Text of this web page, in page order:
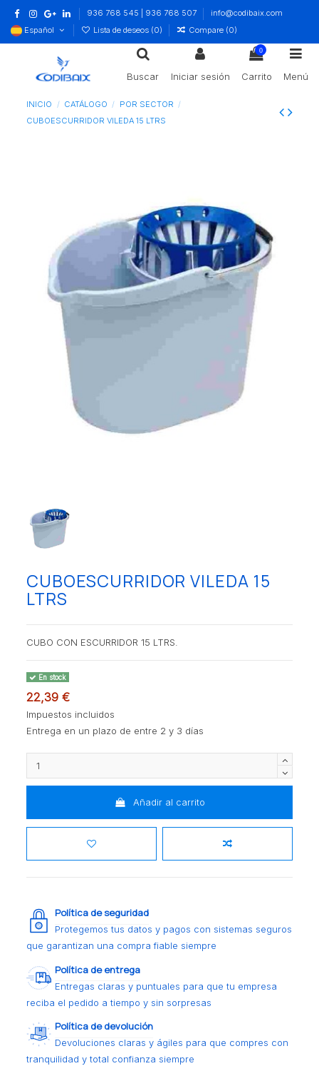
936 768 545 | 936 768 507
info@codibaix.com
Español
Lista de deseos (0) Compare (0)
Buscar Iniciar sesión
0
Carrito Menú
INICIO CATÁLOGO
POR SECTOR
CUBOESCURRIDOR VILEDA 15 LTRS
CUBOESCURRIDOR VILEDA 15
LTRS
CUBO CON ESCURRIDOR 15 LTRS.
En stock
22,39 €
Impuestos incluidos
Entrega en un plazo de entre 2 y 3 días
Añadir al carrito
Política de seguridad
Protegemos tus datos y pagos con sistemas seguros
que garantizan una compra fiable siempre
Política de entrega
Entregas claras y puntuales para que tu empresa
reciba el pedido a tiempo y sin sorpresas
Política de devolución
Devoluciones claras y ágiles para que compres con
tranquilidad y total confianza siempre